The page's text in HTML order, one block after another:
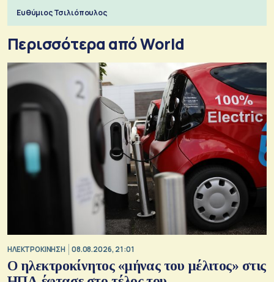
Ευθύμιος Τσιλιόπουλος
Περισσότερα από World
ΗΛΕΚΤΡΟΚΙΝΗΣΗ 08.08.2026, 21:01
Ο ηλεκτροκίνητος «μήνας του μέλιτος» στις